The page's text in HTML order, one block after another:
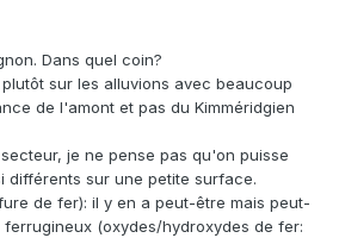
Dans quel coin?
sur les alluvions avec beaucoup
de l'amont et pas du Kimméridgien
je ne pense pas qu'on puisse
différents sur une petite surface.
de fer): il y en a peut-être mais peut-
(oxydes/hydroxydes de fer: